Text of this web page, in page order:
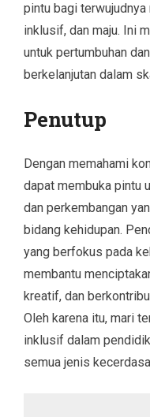
pintu bagi
inklusif, dan maju. Ini
untuk pertumbuhan
berkelanjutan dalam
Penutup
Dengan memahami
dapat membuka pintu
dan perkembangan
bidang kehidupan.
yang berfokus pada
membantu
kreatif, dan
Oleh karena itu, mari
inklusif dalam
semua jenis